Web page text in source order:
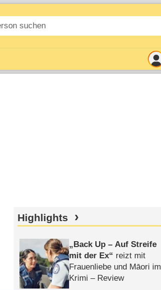
Highlights
Back Up – Auf Streife
mit der Ex
reizt mit
Frauenliebe und Māori im
Krimi – Review